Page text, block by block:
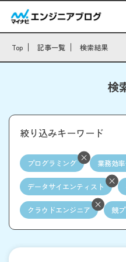
Top 記事一覧 検索結果
検
絞り込みキーワード
プログラミング 業務効
データサイエンティスト
クラウドエンジニア 競